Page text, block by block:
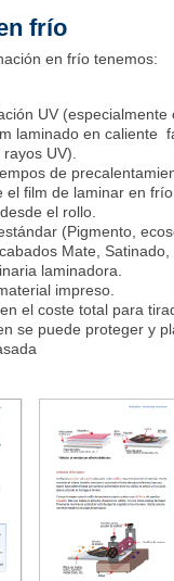
frío
en frío tenemos:
UV
laminado en caliente
UV).
de
el film de laminar en frío
el rollo.
(Pigmento,
Mate,
laminadora.
impreso.
el coste total para
se puede proteger y